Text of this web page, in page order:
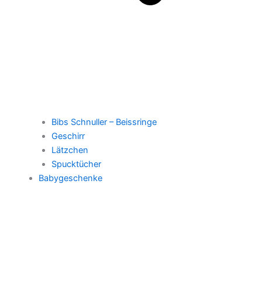
Bibs Schnuller – Beissringe
Geschirr
Lätzchen
Spucktücher
Babygeschenke